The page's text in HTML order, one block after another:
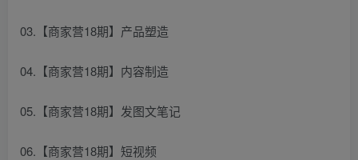
03.【商家营18期】产品塑造
04.【商家营18期】内容制造
05.【商家营18期】发图文笔记
06.【商家营18期】短视频